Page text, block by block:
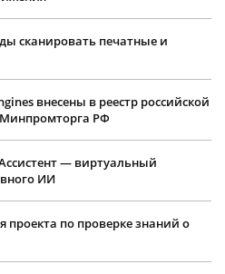
сканировать печатные и
внесены в реестр российской
РФ
— виртуальный
ИИ
проекта по проверке знаний о